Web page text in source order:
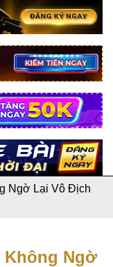
Ngờ Lại Vô Địch
Không Ngờ